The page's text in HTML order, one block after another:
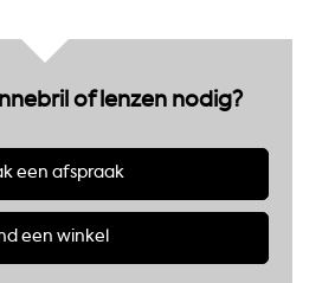
of lenzen nodig?
een afspraak
een winkel